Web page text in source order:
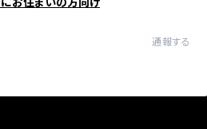
通報する